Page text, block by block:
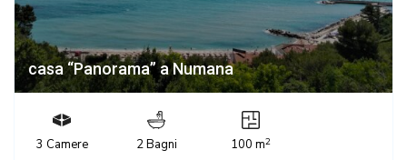
casa “Panorama” a Numana
3 Camere 2 Bagni 100 m2